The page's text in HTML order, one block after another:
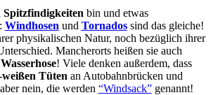
Spitzfindigkeiten bin und etwas
Windhosen und Tornadossind das gleiche!
physikalischen Natur, noch bezüglich ihrer
Mancherorts heißen sie auch
Wasserhose! Viele denken außerdem, dass
Tüten an Autobahnbrücken und
nein, die werden “Windsack”genannt!